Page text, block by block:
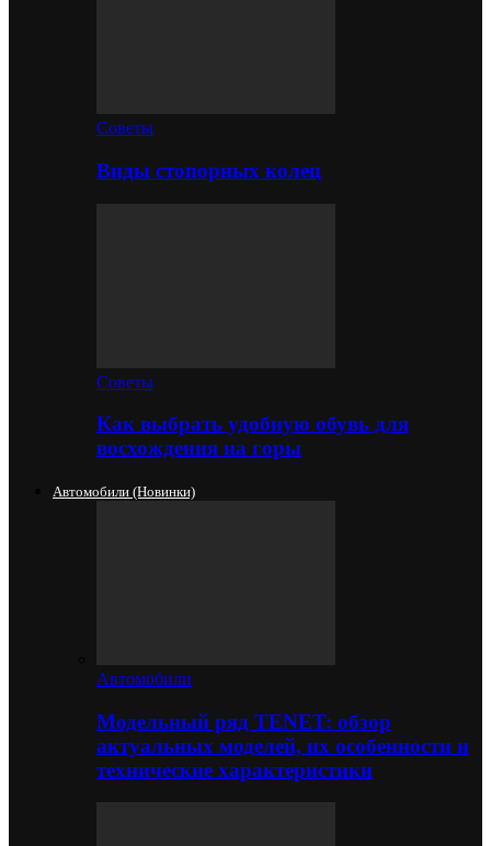
Советы
Виды стопорных колец
Советы
Как выбрать удобную обувь для
восхождения на горы
Автомобили (новинки)
Автомобили
Модельный ряд TENET: обзор
актуальных моделей, их особенности и
технические характеристики